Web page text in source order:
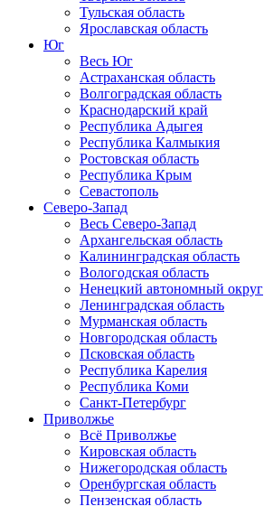
Тульская область
Ярославская область
Юг
Весь Юг
Астраханская область
Волгоградская область
Краснодарский край
Республика Адыгея
Республика Калмыкия
Ростовская область
Республика Крым
Севастополь
Северо-Запад
Весь Северо-Запад
Архангельская область
Калининградская область
Вологодская область
Ненецкий автономный округ
Ленинградская область
Мурманская область
Новгородская область
Псковская область
Республика Карелия
Республика Коми
Санкт-Петербург
Приволжье
Всё Приволжье
Кировская область
Нижегородская область
Оренбургская область
Пензенская область